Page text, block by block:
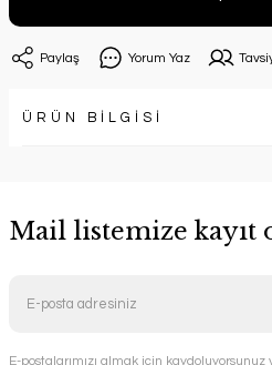
Paylaş Yorum Yaz
ÜRÜN BİLGİSİ
Mail listemize kayıt
E-postalarımızı almak için